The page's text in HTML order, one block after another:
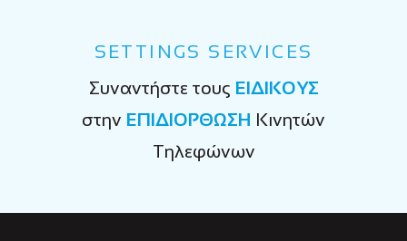
SETTINGS SERVICES
Συναντήστε τους ΕΙΔΙΚΟΥΣ
στην ΕΠΙΔΙΟΡΘΩΣΗ Κινητών
Τηλεφώνων